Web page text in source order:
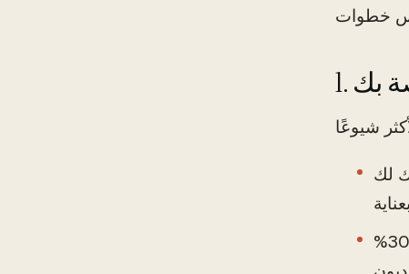
بك
لك
: خصص 50% من دخلك للاحتياجات (مثل الإيجار والبقالة)، و30%